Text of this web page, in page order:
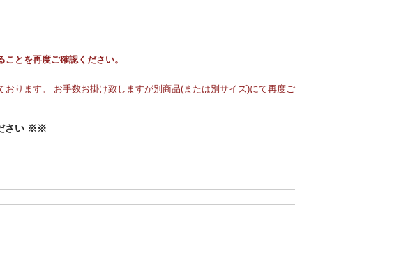
とを再度ご確認ください。
ります。 お手数お掛け致しますが別商品(または別サイズ)にて再度ご
さい ※※